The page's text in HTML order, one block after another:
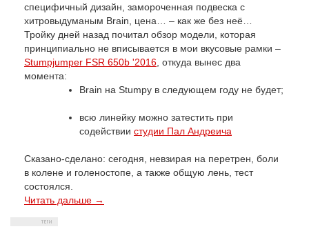
специфичный дизайн, замороченная подвеска с
хитровыдуманым Brain, цена… – как же без неё…
Тройку дней назад почитал обзор модели, которая
принципиально не вписывается в мои вкусовые рамки –
Stumpjumper FSR 650b '2016 , откуда вынес два
момента:
Brain на Stumpy в следующем году не будет;
всю линейку можно затестить при
содействии студии Пал Андреича
Сказано-сделано: сегодня, невзирая на перетрен, боли
в колене и голеностопе, а также общую лень, тест
состоялся.
Читать дальше →